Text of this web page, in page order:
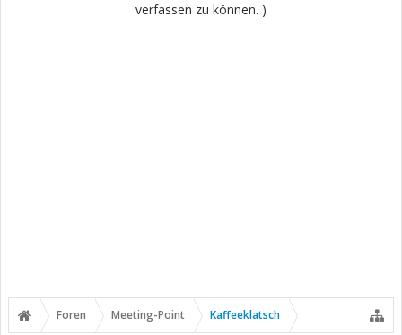
verfassen zu können. )
Foren Meeting-Point Kaffeeklatsch